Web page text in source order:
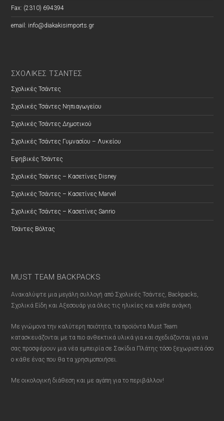
Fax: (2310) 694394
email: info@diakakisimports.gr
ΣΧΟΛΙΚΕΣ ΤΣΑΝΤΕΣ
Σχολικές Τσάντες
Σχολικές Τσάντες Νηπιαγωγείου
Σχολικές Τσάντες Δημοτικού
Σχολικές Τσάντες Γυμνασίου – Λυκείου
Εφηβικές Τσάντες
Σχολικές Τσάντες – Κασετίνες Disney
Σχολικές Τσάντες – Κασετίνες Marvel
Σχολικές Τσάντες – Κασετίνες Sanrio
Τσάντες Βόλτας
MUST TEAM BACKPACKS
Ανακαλύψτε μια μεγάλη συλλογή από Σχολικές Τσάντες, Backpacks,
Σχολικά Είδη και Αξεσουάρ για όλες τις ηλικίες και κάθε ανάγκη.
Με γνώμονα την καλύτερη ποιότητα, τα προϊόντα Must Team
κατασκευάζονται με τα πιο ανθεκτικά υλικά για και σχεδιάζονται για να
σας προσφέρουν μια νέα εμπειρία σε Σακίδια Πλάτης τόσο ξεχωριστά όσο
ο κάθε ένας που θα τα χρησιμοποιήσει.
Με οικολογική διάθεση και με αγάπη για το περιβάλλον!